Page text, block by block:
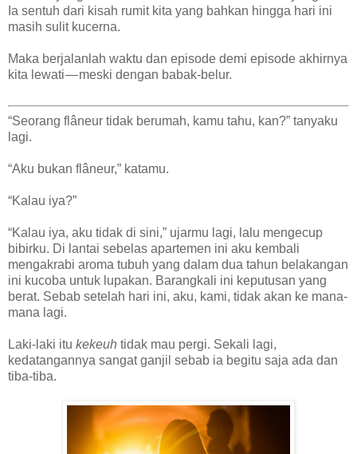
Ia sentuh dari kisah rumit kita yang bahkan hingga hari ini
masih sulit kucerna.
Maka berjalanlah waktu dan episode demi episode akhirnya
kita lewati — meski dengan babak-belur.
“Seorang flâneur tidak berumah, kamu tahu, kan?” tanyaku
lagi.
“Aku bukan flâneur,” katamu.
“Kalau iya?”
“Kalau iya, aku tidak di sini,” ujarmu lagi, lalu mengecup
bibirku. Di lantai sebelas apartemen ini aku kembali
mengakrabi aroma tubuh yang dalam dua tahun belakangan
ini kucoba untuk lupakan. Barangkali ini keputusan yang
berat. Sebab setelah hari ini, aku, kami, tidak akan ke mana-
mana lagi.
Laki-laki itu kekeuh tidak mau pergi. Sekali lagi,
kedatangannya sangat ganjil sebab ia begitu saja ada dan
tiba-tiba.